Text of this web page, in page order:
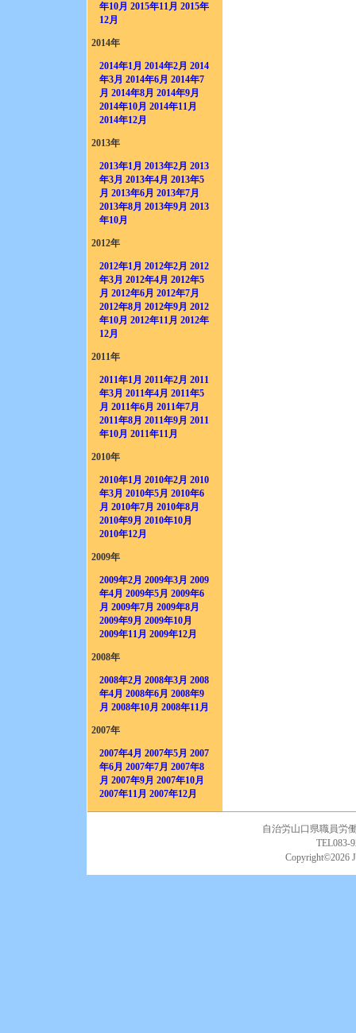
年10月 2015年11月 2015年
12月
2014年
2014年1月 2014年2月 2014
年3月 2014年6月 2014年7
月 2014年8月 2014年9月
2014年10月 2014年11月
2014年12月
2013年
2013年1月 2013年2月 2013
年3月 2013年4月 2013年5
月 2013年6月 2013年7月
2013年8月 2013年9月 2013
年10月
2012年
2012年1月 2012年2月 2012
年3月 2012年4月 2012年5
月 2012年6月 2012年7月
2012年8月 2012年9月 2012
年10月 2012年11月 2012年
12月
2011年
2011年1月 2011年2月 2011
年3月 2011年4月 2011年5
月 2011年6月 2011年7月
2011年8月 2011年9月 2011
年10月 2011年11月
2010年
2010年1月 2010年2月 2010
年3月 2010年5月 2010年6
月 2010年7月 2010年8月
2010年9月 2010年10月
2010年12月
2009年
2009年2月 2009年3月 2009
年4月 2009年5月 2009年6
月 2009年7月 2009年8月
2009年9月 2009年10月
2009年11月 2009年12月
2008年
2008年2月 2008年3月 2008
年4月 2008年6月 2008年9
月 2008年10月 2008年11月
2007年
2007年4月 2007年5月 2007
年6月 2007年7月 2007年8
月 2007年9月 2007年10月
2007年11月 2007年12月
自治労山口県職員労
TEL083-
Copyright©2026